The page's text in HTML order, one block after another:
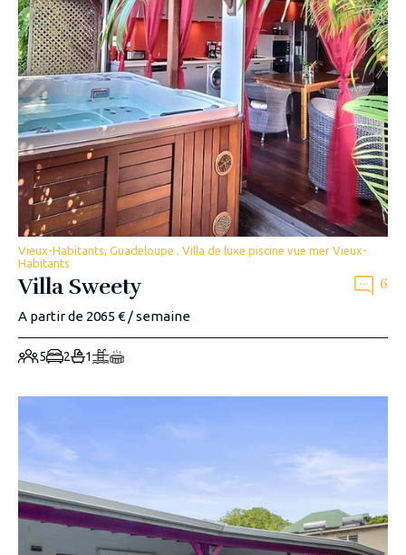
Vieux-Habitants, Guadeloupe . Villa de luxe piscine vue mer Vieux-
Habitants
Villa Sweety 6
A partir de 2065 € / semaine
5 2 1